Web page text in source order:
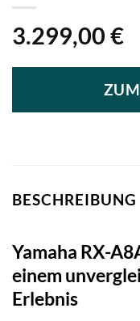
3.299,00 €
BESCHREIBUNG
Yamaha RX-
einem
Erlebnis